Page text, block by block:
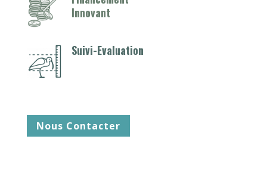
Innovant
Suivi-Evaluation
Nous Contacter